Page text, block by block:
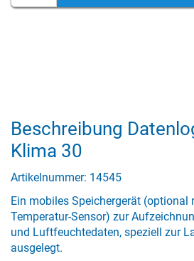
Beschreibung
Klima 30
Artikelnummer: 14545
Ein mobiles Speichergerät (optional
Temperatur-Sensor) zur
und Luftfeuchtedaten, speziell zur
ausgelegt.